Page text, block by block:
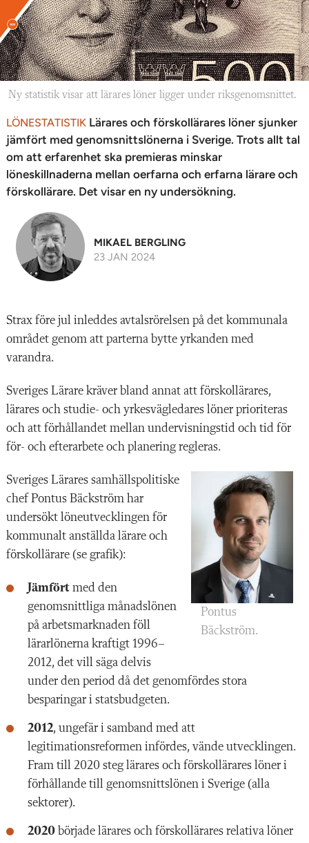
Ny statistik visar att lärares löner ligger under riksgenomsnittet.
LÖNESTATISTIK Lärares och förskollärares löner sjunker
jämfört med genomsnittslönerna i Sverige. Trots allt tal
om att erfarenhet ska premieras minskar
löneskillnaderna mellan oerfarna och erfarna lärare och
förskollärare. Det visar en ny undersökning.
MIKAEL BERGLING
23 JAN 2024
Strax före jul inleddes avtalsrörelsen på det kommunala
området genom att parterna bytte yrkanden med
varandra.
Sveriges Lärare kräver bland annat att förskollärares,
lärares och studie- och yrkesvägledares löner prioriteras
och att förhållandet mellan undervisningstid och tid för
för- och efterarbete och planering regleras.
Pontus
Bäckström.
Sveriges Lärares samhällspolitiske
chef Pontus Bäckström har
undersökt löneutvecklingen för
kommunalt anställda lärare och
förskollärare (se grafik):
Jämfört med den
genomsnittliga månadslönen
på arbetsmarknaden föll
lärarlönerna kraftigt 1996–
2012, det vill säga delvis
under den period då det genomfördes stora
besparingar i statsbudgeten.
2012, ungefär i samband med att
legitimationsreformen infördes, vände utvecklingen.
Fram till 2020 steg lärares och förskollärares löner i
förhållande till genomsnittslönen i Sverige (alla
sektorer).
2020 började lärares och förskollärares relativa löner